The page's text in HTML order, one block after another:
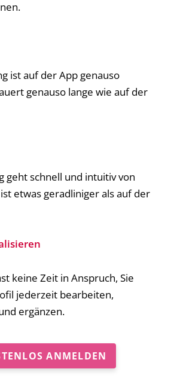
ist auf der App genauso
genauso lange wie auf der
geht schnell und intuitiv von
etwas geradliniger als auf der
keine Zeit in Anspruch, Sie
jederzeit bearbeiten,
ergänzen.
ANMELDEN